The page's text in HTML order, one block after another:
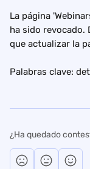
La página
ha sido revocado.
que actualizar la
Palabras clave:
¿Ha quedado